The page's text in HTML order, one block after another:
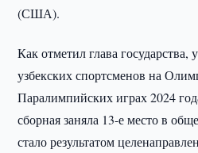
(США).
Как отметил глава
узбекских спортсменов на
Паралимпийских играх 2024
сборная заняла 13-е место в
стало результатом